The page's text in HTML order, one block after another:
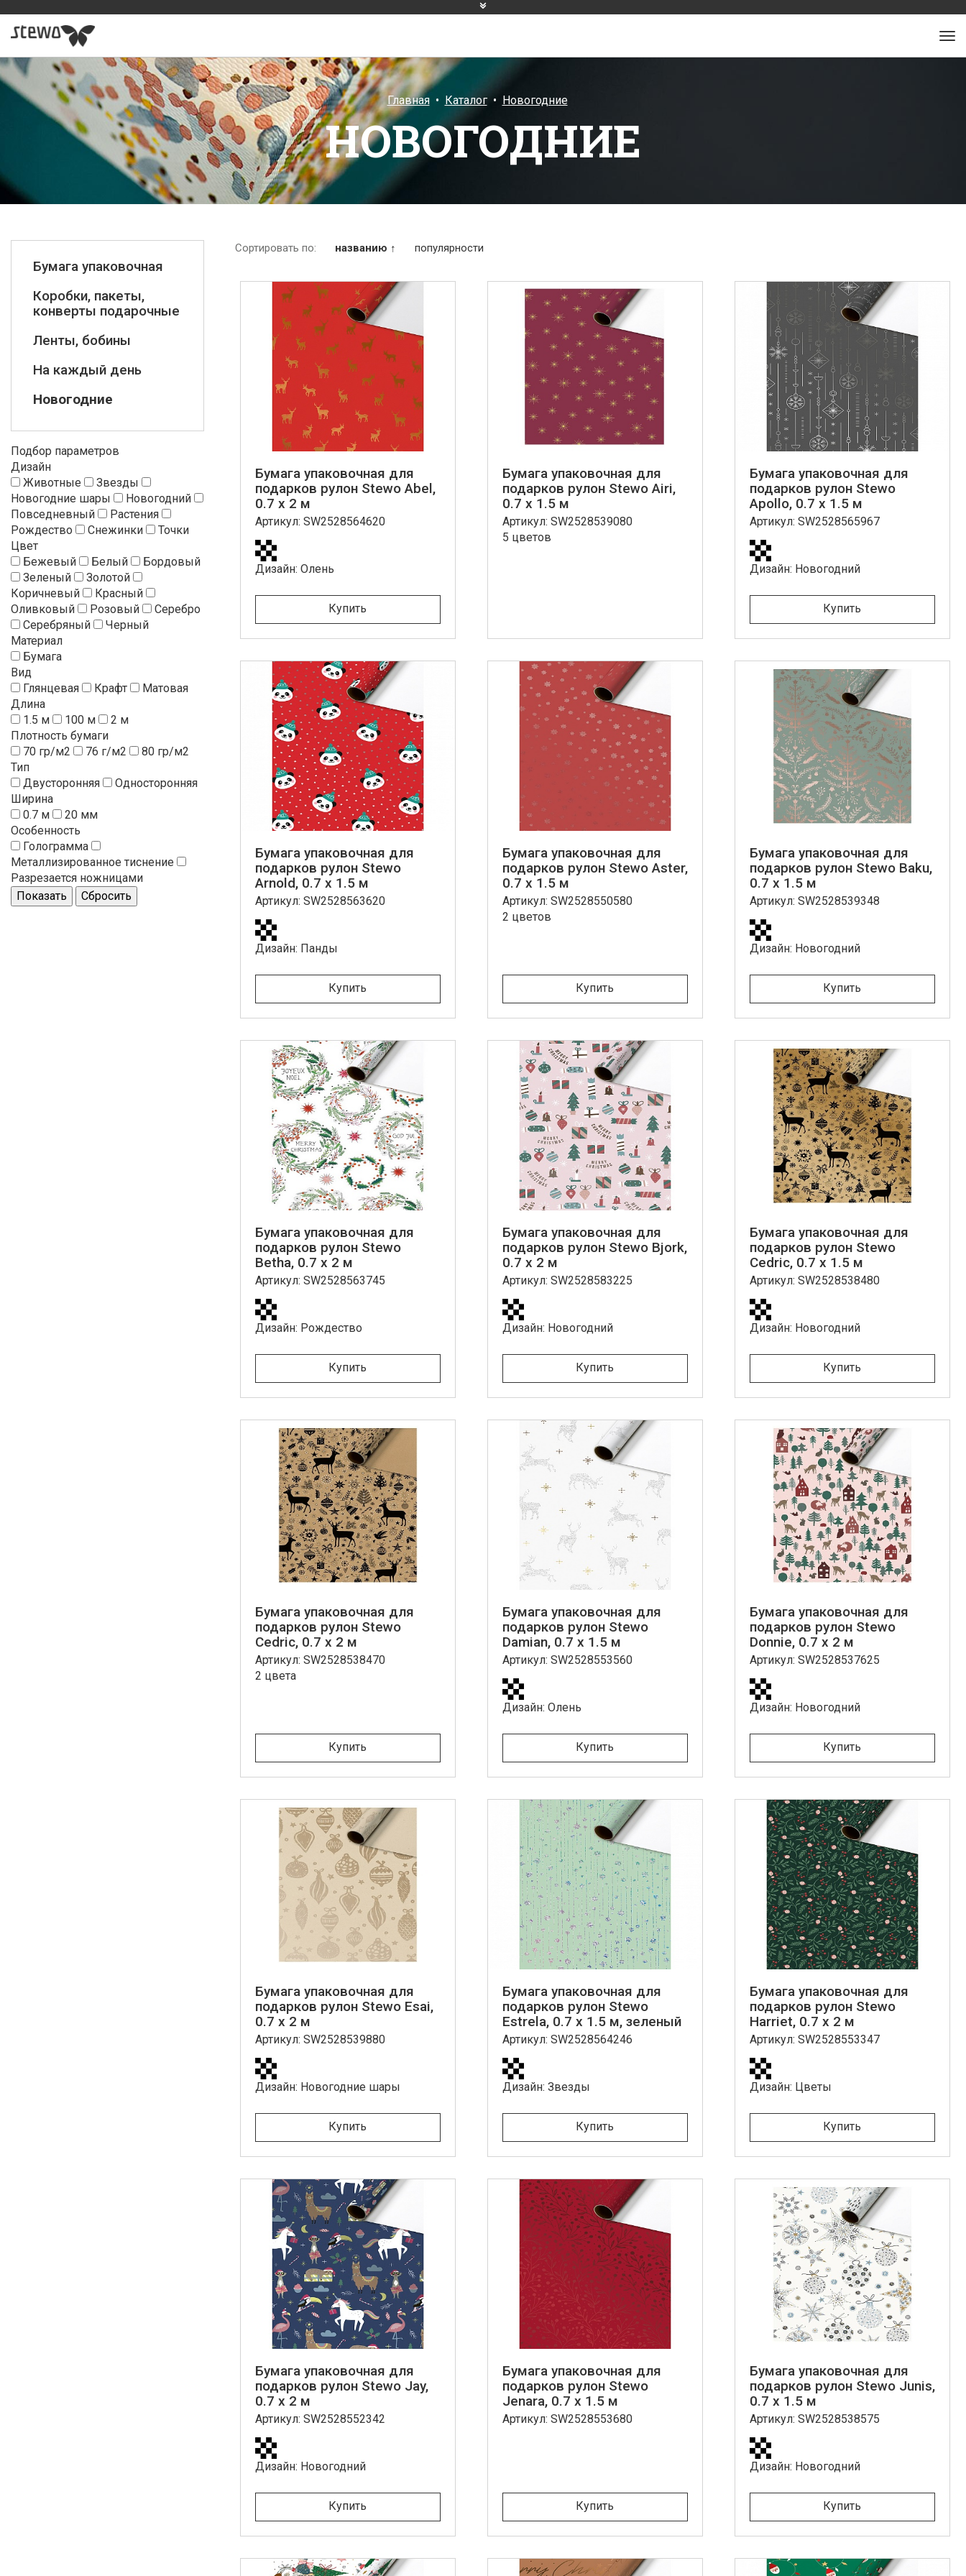
Главная Каталог Новогодние
НОВОГОДНИЕ
Бумага упаковочная
Коробки, пакеты,
конверты подарочные
Ленты, бобины
На каждый день
Новогодние
Подбор параметров
Дизайн
Животные
Звезды
Новогодние шары
Новогодний
Повседневный
Растения
Рождество
Снежинки
Точки
Цвет
Бежевый
Белый
Бордовый
Зеленый
Золотой
Коричневый
Красный
Оливковый
Розовый
Серебро
Серебряный
Черный
Материал
Бумага
Вид
Глянцевая
Крафт
Матовая
Длина
1.5 м
100 м
2 м
Плотность бумаги
70 гр/м2
76 г/м2
80 гр/м2
Тип
Двусторонняя
Односторонняя
Ширина
0.7 м
20 мм
Особенность
Голограмма
Металлизированное тиснение
Разрезается ножницами
Сортировать по: названию ↑ популярности
Бумага упаковочная для
подарков рулон Stewo Abel,
0.7 x 2 м
Артикул: SW2528564620
Дизайн: Олень
Купить
Бумага упаковочная для
подарков рулон Stewo Airi,
0.7 x 1.5 м
Артикул: SW2528539080
5 цветов
Бумага упаковочная для
подарков рулон Stewo
Apollo, 0.7 x 1.5 м
Артикул: SW2528565967
Дизайн: Новогодний
Купить
Бумага упаковочная для
подарков рулон Stewo
Arnold, 0.7 x 1.5 м
Артикул: SW2528563620
Дизайн: Панды
Купить
Бумага упаковочная для
подарков рулон Stewo Aster,
0.7 x 1.5 м
Артикул: SW2528550580
2 цветов
Купить
Бумага упаковочная для
подарков рулон Stewo Baku,
0.7 x 1.5 м
Артикул: SW2528539348
Дизайн: Новогодний
Купить
Бумага упаковочная для
подарков рулон Stewo
Betha, 0.7 x 2 м
Артикул: SW2528563745
Дизайн: Рождество
Купить
Бумага упаковочная для
подарков рулон Stewo Bjork,
0.7 x 2 м
Артикул: SW2528583225
Дизайн: Новогодний
Купить
Бумага упаковочная для
подарков рулон Stewo
Cedric, 0.7 x 1.5 м
Артикул: SW2528538480
Дизайн: Новогодний
Купить
Бумага упаковочная для
подарков рулон Stewo
Cedric, 0.7 x 2 м
Артикул: SW2528538470
2 цвета
Купить
Бумага упаковочная для
подарков рулон Stewo
Damian, 0.7 x 1.5 м
Артикул: SW2528553560
Дизайн: Олень
Купить
Бумага упаковочная для
подарков рулон Stewo
Donnie, 0.7 x 2 м
Артикул: SW2528537625
Дизайн: Новогодний
Купить
Бумага упаковочная для
подарков рулон Stewo Esai,
0.7 x 2 м
Артикул: SW2528539880
Дизайн: Новогодние шары
Купить
Бумага упаковочная для
подарков рулон Stewo
Estrela, 0.7 x 1.5 м, зеленый
Артикул: SW2528564246
Дизайн: Звезды
Купить
Бумага упаковочная для
подарков рулон Stewo
Harriet, 0.7 x 2 м
Артикул: SW2528553347
Дизайн: Цветы
Купить
Бумага упаковочная для
подарков рулон Stewo Jay,
0.7 x 2 м
Артикул: SW2528552342
Дизайн: Новогодний
Купить
Бумага упаковочная для
подарков рулон Stewo
Jenara, 0.7 x 1.5 м
Артикул: SW2528553680
Купить
Бумага упаковочная для
подарков рулон Stewo Junis,
0.7 x 1.5 м
Артикул: SW2528538575
Дизайн: Новогодний
Купить